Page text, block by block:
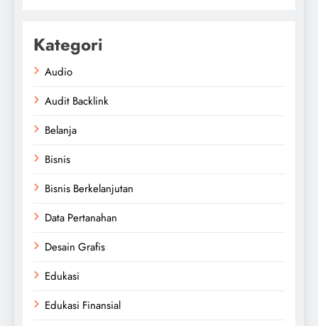
Kategori
Audio
Audit Backlink
Belanja
Bisnis
Bisnis Berkelanjutan
Data Pertanahan
Desain Grafis
Edukasi
Edukasi Finansial